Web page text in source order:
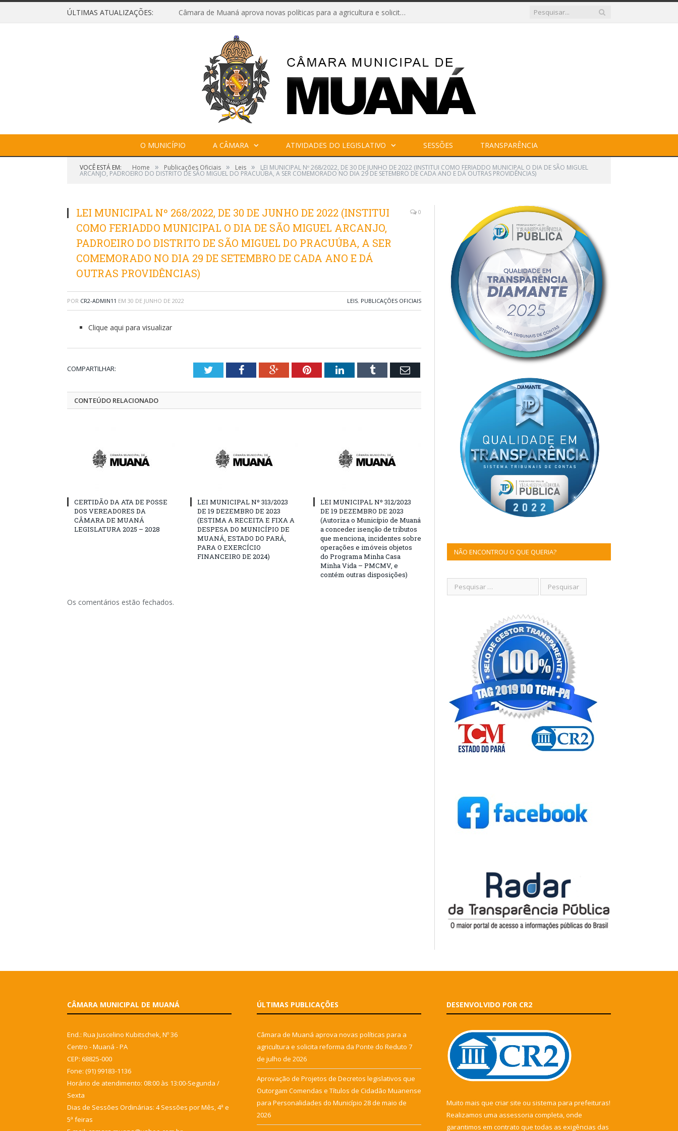
ÚLTIMAS ATUALIZAÇÕES: Câmara de Muaná aprova novas políticas para a agricultura e solicita reforma da Ponte do Reduto
O MUNICÍPIO A CÂMARA ATIVIDADES DO LEGISLATIVO SESSÕES TRANSPARÊNCIA
VOCÊ ESTÁ EM: Home » Publicações Oficiais » Leis » LEI MUNICIPAL Nº 268/2022, DE 30 DE JUNHO DE 2022 (INSTITUI COMO FERIADDO MUNICIPAL O DIA DE SÃO MIGUEL
ARCANJO, PADROEIRO DO DISTRITO DE SÃO MIGUEL DO PRACUÚBA, A SER COMEMORADO NO DIA 29 DE SETEMBRO DE CADA ANO E DÁ OUTRAS PROVIDÊNCIAS)
LEI MUNICIPAL Nº 268/2022, DE 30 DE JUNHO DE 2022 (INSTITUI
COMO FERIADDO MUNICIPAL O DIA DE SÃO MIGUEL ARCANJO,
PADROEIRO DO DISTRITO DE SÃO MIGUEL DO PRACUÚBA, A SER
COMEMORADO NO DIA 29 DE SETEMBRO DE CADA ANO E DÁ
OUTRAS PROVIDÊNCIAS)
0
POR CR2-ADMIN11 EM 30 DE JUNHO DE 2022 LEIS, PUBLICAÇÕES OFICIAIS
Clique aqui para visualizar
COMPARTILHAR: TwitterFacebookGoogle+PinterestLinkedInTumblr Email
CONTEÚDO RELACIONADO
CERTIDÃO DA ATA DE POSSE
DOS VEREADORES DA
CÂMARA DE MUANÁ
LEGISLATURA 2025 – 2028
LEI MUNICIPAL Nº 313/2023
DE 19 DEZEMBRO DE 2023
(ESTIMA A RECEITA E FIXA A
DESPESA DO MUNICÍPIO DE
MUANÁ, ESTADO DO PARÁ,
PARA O EXERCÍCIO
FINANCEIRO DE 2024)
LEI MUNICIPAL Nº 312/2023
DE 19 DEZEMBRO DE 2023
(Autoriza o Município de Muaná
a conceder isenção de tributos
que menciona, incidentes sobre
operações e imóveis objetos
do Programa Minha Casa
Minha Vida – PMCMV, e
contém outras disposições)
Os comentários estão fechados.
NÃO ENCONTROU O QUE QUERIA?
CÂMARA MUNICIPAL DE MUANÁ
End.: Rua Juscelino Kubitschek, Nº 36
Centro - Muaná - PA
CEP: 68825-000
Fone: (91) 99183-1136
Horário de atendimento: 08:00 às 13:00-Segunda /
Sexta
Dias de Sessões Ordinárias: 4 Sessões por Mês, 4ª e
5ª feiras
ÚLTIMAS PUBLICAÇÕES
Câmara de Muaná aprova novas políticas para a
agricultura e solicita reforma da Ponte do Reduto 7
de julho de 2026
Aprovação de Projetos de Decretos legislativos que
Outorgam Comendas e Títulos de Cidadão Muanense
para Personalidades do Município 28 de maio de
2026
DESENVOLVIDO POR CR2
Muito mais que criar site ou sistema para prefeituras!
Realizamos uma assessoria completa, onde
garantimos em contrato que todas as exigências das